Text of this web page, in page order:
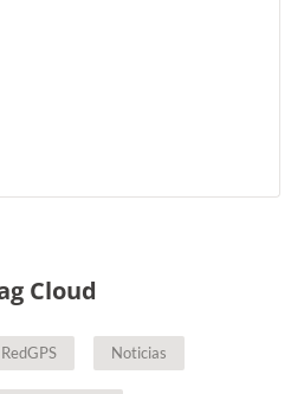
Cloud
RedGPS Noticias